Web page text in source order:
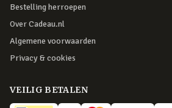
Bestelling herroepen
Over Cadeau.nl
Algemene voorwaarden
Privacy & cookies
VEILIG BETALEN